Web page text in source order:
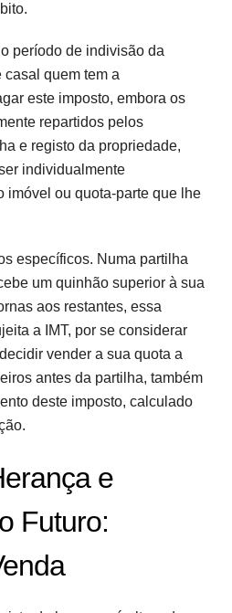
período de indivisão da
casal quem tem a
este imposto, embora os
repartidos pelos
e registo da propriedade,
individualmente
imóvel ou quota-parte que lhe
específicos. Numa partilha
um quinhão superior à sua
aos restantes, essa
a IMT, por se considerar
vender a sua quota a
antes da partilha, também
deste imposto, calculado
e
Futuro: